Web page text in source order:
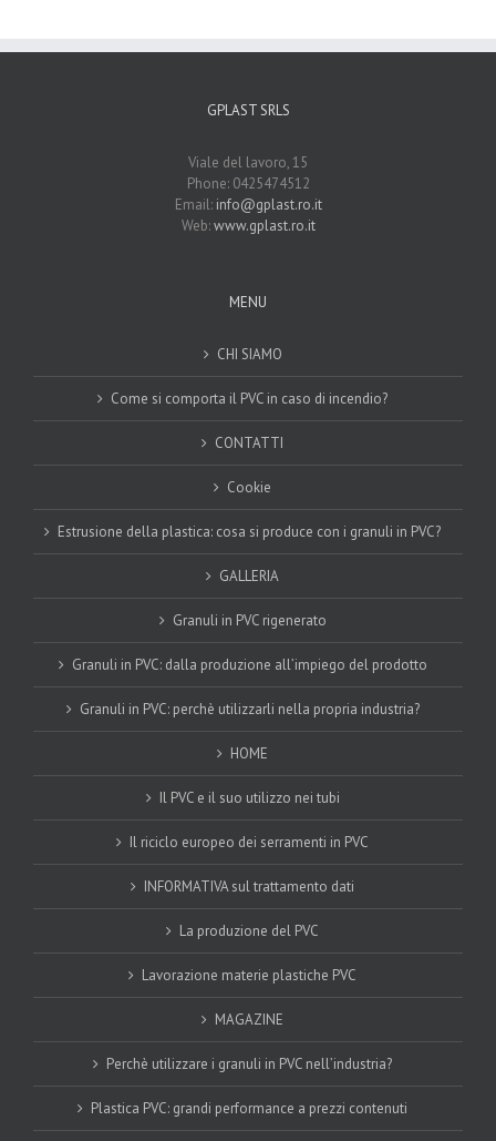
GPLAST SRLS
Viale del lavoro, 15
Phone: 0425474512
Email: info@gplast.ro.it
Web:www.gplast.ro.it
MENU
CHI SIAMO
Come si comporta il PVC in caso di incendio?
CONTATTI
Cookie
Estrusione della plastica: cosa si produce con i granuli in PVC?
GALLERIA
Granuli in PVC rigenerato
Granuli in PVC: dalla produzione all’impiego del prodotto
Granuli in PVC: perchè utilizzarli nella propria industria?
HOME
Il PVC e il suo utilizzo nei tubi
Il riciclo europeo dei serramenti in PVC
INFORMATIVA sul trattamento dati
La produzione del PVC
Lavorazione materie plastiche PVC
MAGAZINE
Perchè utilizzare i granuli in PVC nell’industria?
Plastica PVC: grandi performance a prezzi contenuti